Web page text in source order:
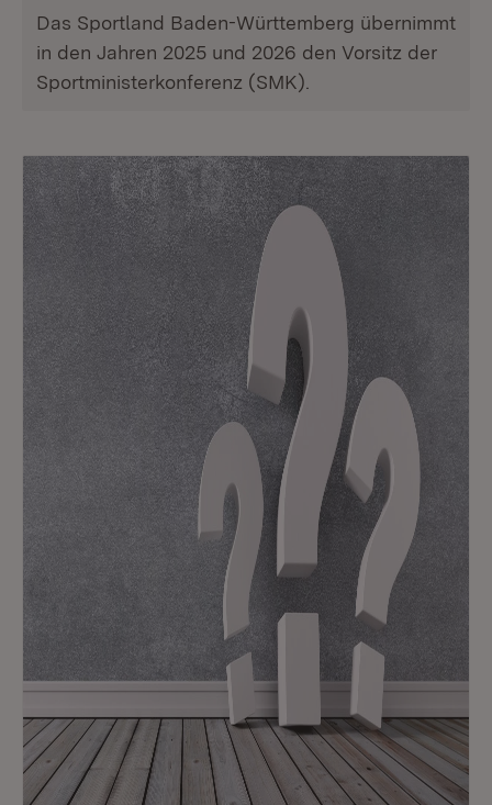
Das Sportland Baden-Württemberg übernimmt
in den Jahren 2025 und 2026 den Vorsitz der
Sportministerkonferenz (SMK).